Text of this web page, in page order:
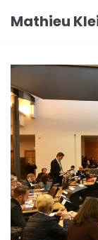
Aller
Mathieu